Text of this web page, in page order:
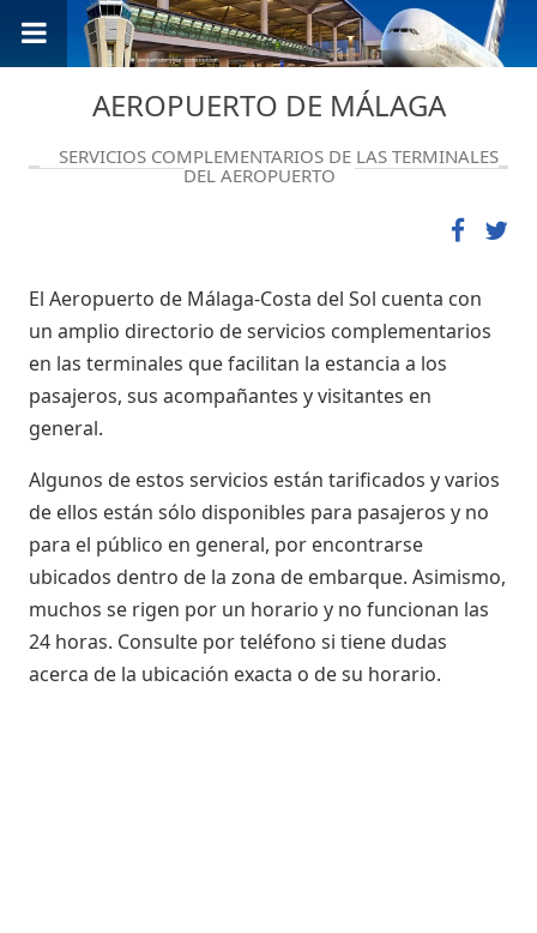
AEROPUERTO DE MÁLAGA
SERVICIOS COMPLEMENTARIOS DE LAS TERMINALES
DEL AEROPUERTO
El Aeropuerto de Málaga-Costa del Sol cuenta con
un amplio directorio de servicios complementarios
en las terminales que facilitan la estancia a los
pasajeros, sus acompañantes y visitantes en
general.
Algunos de estos servicios están tarificados y varios
de ellos están sólo disponibles para pasajeros y no
para el público en general, por encontrarse
ubicados dentro de la zona de embarque. Asimismo,
muchos se rigen por un horario y no funcionan las
24 horas. Consulte por teléfono si tiene dudas
acerca de la ubicación exacta o de su horario.